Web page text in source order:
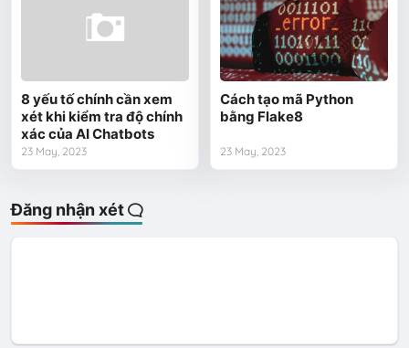
8 yếu tố chính cần xem
xét khi kiểm tra độ chính
xác của AI Chatbots
23 May, 2023
Cách tạo mã Python
bằng Flake8
23 May, 2023
Đăng nhận xét